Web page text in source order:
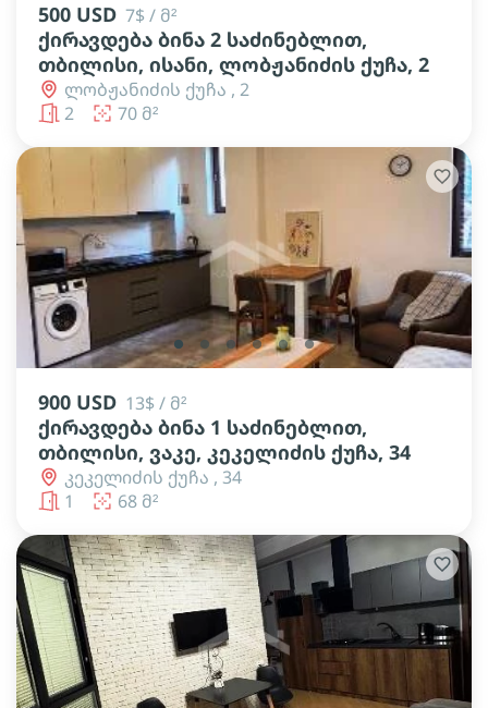
500 USD 7$ / მ²
ქირავდება ბინა 2 საძინებლით,
თბილისი, ისანი, ლობჟანიძის ქუჩა, 2
ლობჟანიძის ქუჩა , 2
2
70 მ²
lens lens lens lens lens lens
900 USD 13$ / მ²
ქირავდება ბინა 1 საძინებლით,
თბილისი, ვაკე, კეკელიძის ქუჩა, 34
კეკელიძის ქუჩა , 34
1
68 მ²